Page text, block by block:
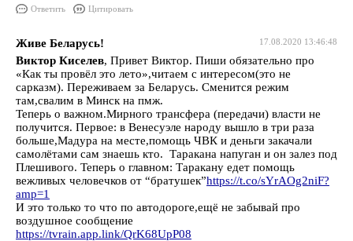
Ответить Цитировать
17.08.2020 13:46:48
Живе Беларусь!
Виктор Киселев, Привет Виктор. Пиши обязательно про
«Как ты провёл это лето»,читаем с интересом(это не
сарказм). Переживаем за Беларусь. Сменится режим
там,свалим в Минск на пмж.
Теперь о важном.Мирного трансфера (передачи) власти не
получится. Первое: в Венесуэле народу вышло в три раза
больше,Мадура на месте,помощь ЧВК и деньги закачали
самолётами сам знаешь кто. Таракана напуган и он залез под
Плешивого. Теперь о главном: Таракану едет помощь
вежливых человечков от “братушек”https://t.co/sYrAOg2niF?
amp=1
И это только то что по автодороге,ещё не забывай про
воздушное сообщение
https://tvrain.app.link/QrK68UpP08